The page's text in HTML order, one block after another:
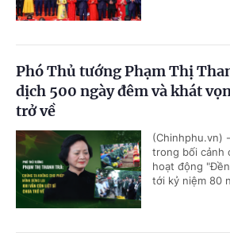
Phó Thủ tướng Phạm Thị
dịch 500 ngày đêm và khát
trở về
(Chinhphu.vn)
trong bối cảnh
hoạt động
tới kỷ niệm 80